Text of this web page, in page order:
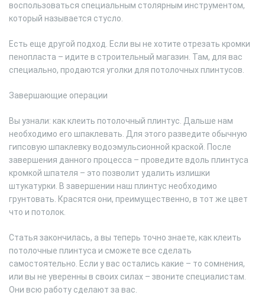
воспользоваться специальным столярным инструментом,
который называется стусло.
Есть еще другой подход. Если вы не хотите отрезать кромки
пенопласта – идите в строительный магазин. Там, для вас
специально, продаются уголки для потолочных плинтусов.
Завершающие операции
Вы узнали: как клеить потолочный плинтус. Дальше нам
необходимо его шпаклевать. Для этого разведите обычную
гипсовую шпаклевку водоэмульсионной краской. После
завершения данного процесса – проведите вдоль плинтуса
кромкой шпателя – это позволит удалить излишки
штукатурки. В завершении наш плинтус необходимо
грунтовать. Красятся они, преимущественно, в тот же цвет
что и потолок.
Статья закончилась, а вы теперь точно знаете, как клеить
потолочные плинтуса и сможете все сделать
самостоятельно. Если у вас остались какие – то сомнения,
или вы не уверенны в своих силах – звоните специалистам.
Они всю работу сделают за вас.